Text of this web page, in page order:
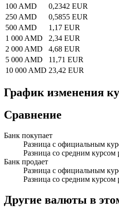
100 AMD
0,2342 EUR
250 AMD
0,5855 EUR
500 AMD
1,17 EUR
1 000 AMD
2,34 EUR
2 000 AMD
4,68 EUR
5 000 AMD
11,71 EUR
10 000 AMD 23,42 EUR
График изменения
Сравнение
Банк покупает
Разница с официальным
Разница со средним курсом
Банк продает
Разница с официальным
Разница со средним курсом
Другие валюты в